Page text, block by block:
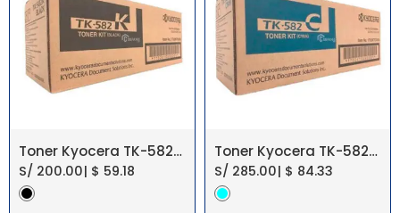
Toner Kyocera TK-582K Negro FS-C5150DN
S/ 200.00| $ 59.18
Toner Kyocera TK-582C Cyan FS-C5150DN
S/ 285.00| $ 84.33